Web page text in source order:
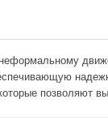
позволяют